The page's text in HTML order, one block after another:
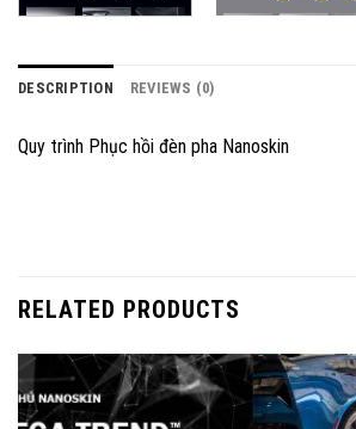
DESCRIPTION REVIEWS (0)
Quy trình Phục hồi đèn pha Nanoskin
RELATED PRODUCTS